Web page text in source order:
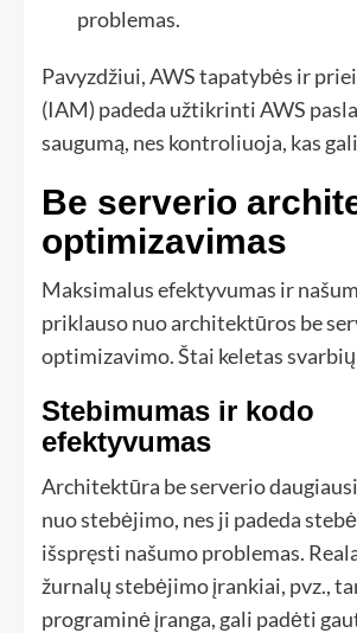
problemas.
Pavyzdžiui, AWS tapatybės ir
(IAM) padeda užtikrinti AWS
saugumą, nes kontroliuoja, kas
Be serverio
optimizavimas
Maksimalus efektyvumas ir
priklauso nuo architektūros be
optimizavimo. Štai keletas
Stebimumas ir kodo
efektyvumas
Architektūra be serverio
nuo stebėjimo, nes ji padeda
išspręsti našumo problemas.
žurnalų stebėjimo įrankiai, pvz.,
programinė įranga, gali padėti